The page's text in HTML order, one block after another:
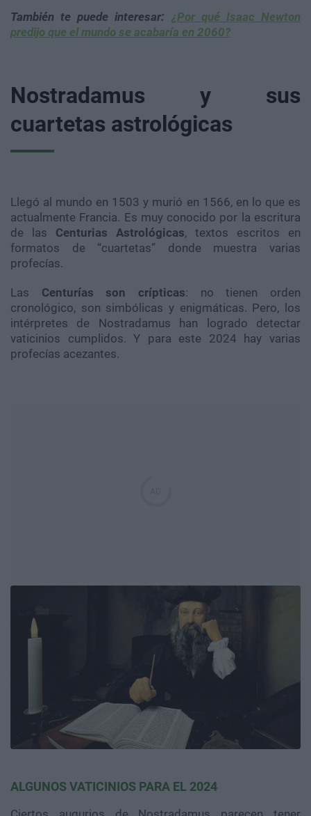
También te puede interesar: ¿Por qué Isaac Newton
predijo que el mundo se acabaría en 2060?
Nostradamus y sus
cuartetas astrológicas
Llegó al mundo en 1503 y murió en 1566, en lo que es
actualmente Francia. Es muy conocido por la escritura
de las Centurias Astrológicas, textos escritos en
formatos de “cuartetas” donde muestra varias
profecías.
Las Centurías son crípticas: no tienen orden
cronológico, son simbólicas y enigmáticas. Pero, los
intérpretes de Nostradamus han logrado detectar
vaticinios cumplidos. Y para este 2024 hay varias
profecías acezantes.
ALGUNOS VATICINIOS PARA EL 2024